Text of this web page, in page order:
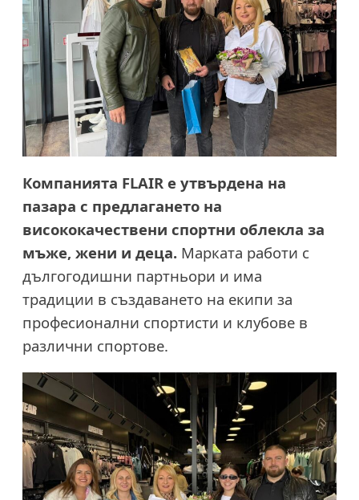
Компанията FLAIR е утвърдена на
пазара с предлагането на
висококачествени спортни облекла за
мъже, жени и деца. Марката работи с
дългогодишни партньори и има
традиции в създаването на екипи за
професионални спортисти и клубове в
различни спортове.